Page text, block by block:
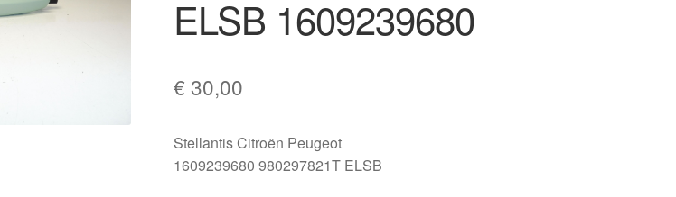
ELSB 1609239680
€ 30,00
Stellantis Citroën Peugeot
1609239680 980297821T ELSB